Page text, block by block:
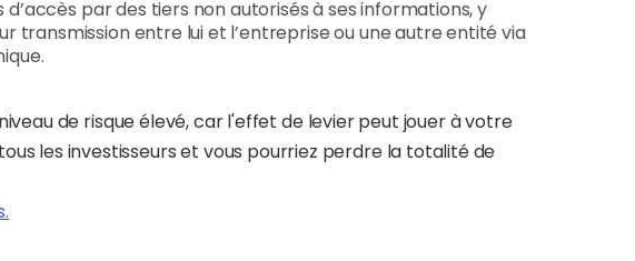
par des tiers non autorisés à ses informations, y
transmission entre lui et l’entreprise ou une autre entité via
de risque élevé, car l'effet de levier peut jouer à votre
les investisseurs et vous pourriez perdre la totalité de